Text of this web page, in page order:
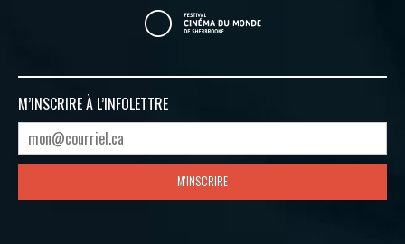
M’INSCRIRE À L’INFOLETTRE
M'INSCRIRE